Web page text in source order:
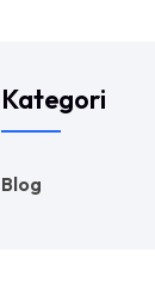
Kategori
Blog